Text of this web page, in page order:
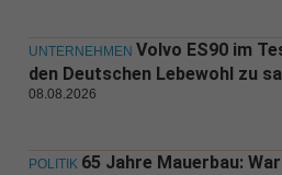
UNTERNEHMEN Volvo ES90 im
den Deutschen Lebewohl zu
08.08.2026
POLITIK 65 Jahre Mauerbau: